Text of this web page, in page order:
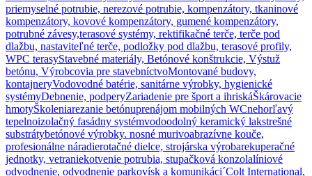
enter
to
go
to
the
desired
page.
Touch
device
users,
explore
by
touch
or
priemyselné potrubie, nerezové potrubie, kompenzátory, tkaninové
kompenzátory, kovové kompenzátory, gumené kompenzátory,
potrubné závesy,terasové systémy, rektifikačné terče, terče pod
dlažbu, nastaviteľné terče, podložky pod dlažbu, terasové profily,
WPC terasyStavebné materiály, Betónové konštrukcie, Výstuž
betónu, Výrobcovia pre stavebníctvoMontované budovy,
kontajneryVodovodné batérie, sanitárne výrobky, hygienické
systémyDebnenie, podperyZariadenie pre šport a ihriskáŠkárovacie
hmotyŠkoleniarezanie betónuprenájom mobilných WCnehorľavý
tepelnoizolačný fasádny systémvodoodolný keramický lakstrešné
substrátybetónové výrobky. nosné murivoabrazívne kouče,
profesionálne náradierotačné dielce, strojárska výrobarekuperačné
jednotky, vetraniekotvenie potrubia, stupačková konzolalíniové
odvodnenie, odvodnenie parkovísk a komunikáci´Colt International,